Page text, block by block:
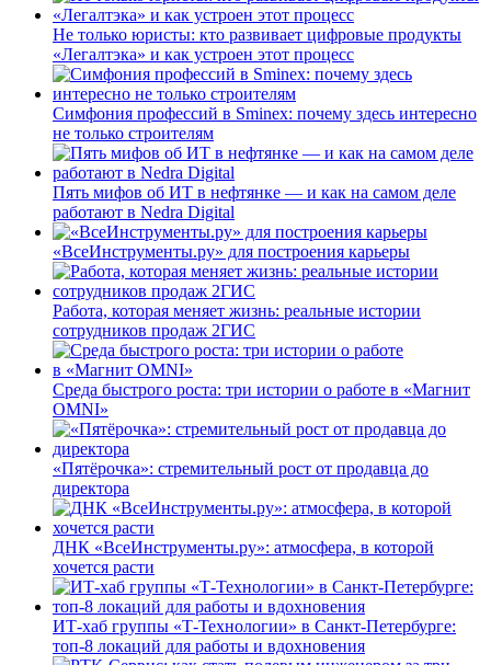
Не только юристы: кто развивает цифровые продукты
«Легалтэка» и как устроен этот процесс
Симфония профессий в Sminex: почему здесь интересно
не только строителям
Пять мифов об ИТ в нефтянке — и как на самом деле
работают в Nedra Digital
«ВсеИнструменты.ру» для построения карьеры
Работа, которая меняет жизнь: реальные истории
сотрудников продаж 2ГИС
Среда быстрого роста: три истории о работе в «Магнит
OMNI»
«Пятёрочка»: стремительный рост от продавца до
директора
ДНК «ВсеИнструменты.ру»: атмосфера, в которой
хочется расти
ИТ-хаб группы «Т-Технологии» в Санкт-Петербурге:
топ-8 локаций для работы и вдохновения